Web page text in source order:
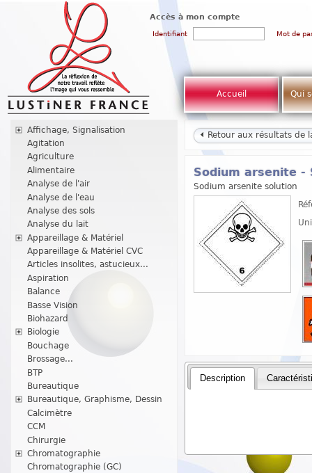
Accès à mon compte
Identifiant Mot de
Accueil Qui
Affichage, Signalisation
Agitation
Agriculture
Alimentaire
Analyse de l'air
Analyse de l'eau
Analyse des sols
Analyse du lait
Appareillage & Matériel
Appareillage & Matériel CVC
Articles insolites, astucieux...
Aspiration
Balance
Basse Vision
Biohazard
Biologie
Bouchage
Brossage...
BTP
Bureautique
Bureautique, Graphisme, Dessin
Calcimètre
CCM
Chirurgie
Chromatographie
Chromatographie (GC)
Retour aux résultats de
Sodium arsenite -
Sodium arsenite solution
Description